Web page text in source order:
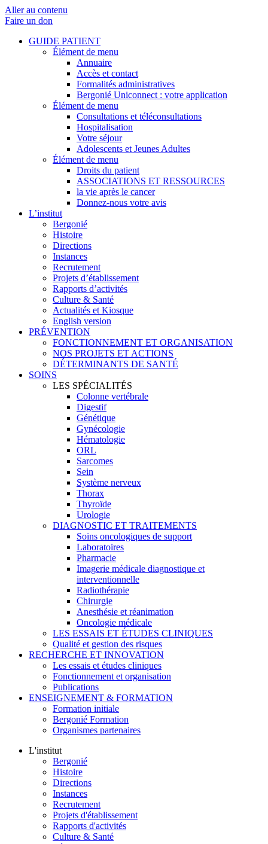
Aller au contenu
Faire un don
GUIDE PATIENT
Élément de menu
Annuaire
Accès et contact
Formalités administratives
Bergonié Uniconnect : votre application
Élément de menu
Consultations et téléconsultations
Hospitalisation
Votre séjour
Adolescents et Jeunes Adultes
Élément de menu
Droits du patient
ASSOCIATIONS ET RESSOURCES
la vie après le cancer
Donnez-nous votre avis
L’institut
Bergonié
Histoire
Directions
Instances
Recrutement
Projets d’établissement
Rapports d’activités
Culture & Santé
Actualités et Kiosque
English version
PRÉVENTION
FONCTIONNEMENT ET ORGANISATION
NOS PROJETS ET ACTIONS
DÉTERMINANTS DE SANTÉ
SOINS
LES SPÉCIALITÉS
Colonne vertébrale
Digestif
Génétique
Gynécologie
Hématologie
ORL
Sarcomes
Sein
Système nerveux
Thorax
Thyroïde
Urologie
DIAGNOSTIC ET TRAITEMENTS
Soins oncologiques de support
Laboratoires
Pharmacie
Imagerie médicale diagnostique et
interventionnelle
Radiothérapie
Chirurgie
Anesthésie et réanimation
Oncologie médicale
LES ESSAIS ET ÉTUDES CLINIQUES
Qualité et gestion des risques
RECHERCHE ET INNOVATION
Les essais et études cliniques
Fonctionnement et organisation
Publications
ENSEIGNEMENT & FORMATION
Formation initiale
Bergonié Formation
Organismes partenaires
L'institut
Bergonié
Histoire
Directions
Instances
Recrutement
Projets d'établissement
Rapports d'activités
Culture & Santé